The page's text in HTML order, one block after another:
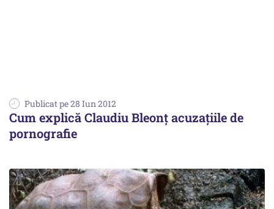
Publicat pe 28 Iun 2012
Cum explică Claudiu Bleonț acuzațiile de
pornografie